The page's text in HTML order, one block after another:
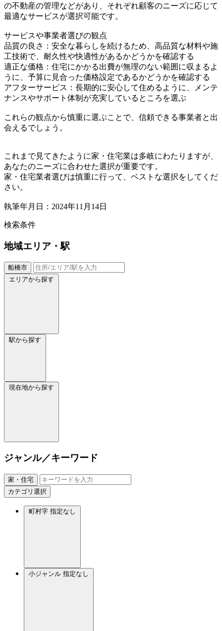
の不動産の管理などがあり、それぞれ顧客のニーズに応じて
最適なサービスが選択可能です。
サービスや事業者選びの観点
品質の良さ：安全な暮らしを続けるため、高品質な材料や施
工技術で、耐久性や快適性があるかどうかを確認する
適正な価格：住宅にかかる出費が無理のない範囲に収まるよ
うに、予算に見合った価格設定であるかどうかを確認する
アフターサービス：長期的に安心して住めるように、メンテ
ナンスやサポート体制が充実しているところを選ぶ
これらの観点から慎重に選ぶことで、信頼できる事業者と出
会えるでしょう。
これまで見てきたように家・住宅業は多岐にわたりますが、
あなたのニーズに合わせた選択が重要です。
家・住宅業者選びは慎重に行って、ベストな選択をしてくだ
さい。
執筆年月日：2024年11月14日
検索条件
地域エリア・駅
船橋市
エリアから探す
駅から探す
現在地から探す
ジャンル／キーワード
家・住宅
カテゴリ選択
町村字 指定なし
小ジャンル 指定なし